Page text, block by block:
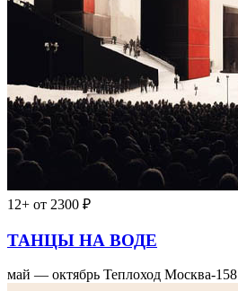
12+ от 2300 ₽
ТАНЦЫ НА ВОДЕ
май — октябрь Теплоход Москва-158